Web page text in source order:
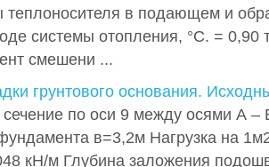
теплоносителя в подающем и
системы отопления, °С. = 0,90
смешени ...
грунтового основания.
сечение по оси 9 между осями А
в=3,2м Нагрузка на
кН/м Глубина заложения